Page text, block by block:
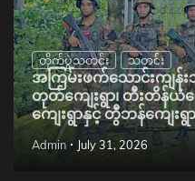
တိုက်ပွဲသတင်း သတင်း
အကြမ်းဖက်သောင်းကျန်
တုတ်ကျေးရွာ၊ တီးတိန်ယံက
ကျေးရွာနှင့် တွီဘန်ကျေ
Admin July 31, 2026